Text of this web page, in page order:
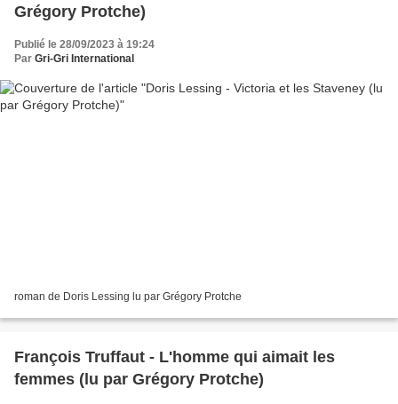
Grégory Protche)
Publié le 28/09/2023 à 19:24
Par Gri-Gri International
roman de Doris Lessing lu par Grégory Protche
François Truffaut - L'homme qui aimait les
femmes (lu par Grégory Protche)